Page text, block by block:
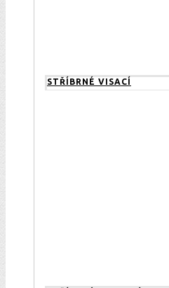
STŘÍBRNÉ VISACÍ